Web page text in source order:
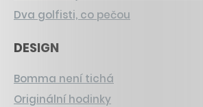
Dva golfisti, co pečou
DESIGN
Bomma není tichá
Originální hodinky